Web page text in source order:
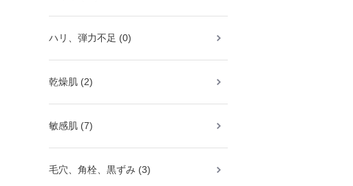
ハリ、弾力不足 (0)
乾燥肌 (2)
敏感肌 (7)
毛穴、角栓、黒ずみ (3)